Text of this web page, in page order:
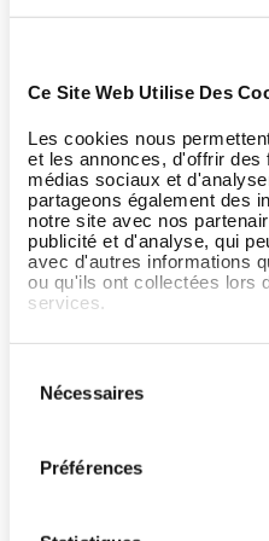
Ce Site Web Utilise Des
Les cookies nous
et les annonces, d'offrir des
médias sociaux et
partageons également des
notre site avec nos
publicité et d'analyse, qui
avec d'autres informations
ou qu'ils ont collectées lors
services.
Nécessaires
Préférences